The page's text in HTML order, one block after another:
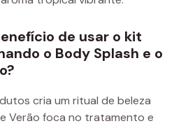
de usar o kit
o Body Splash e o
cria um ritual de beleza
Verão foca no tratamento e